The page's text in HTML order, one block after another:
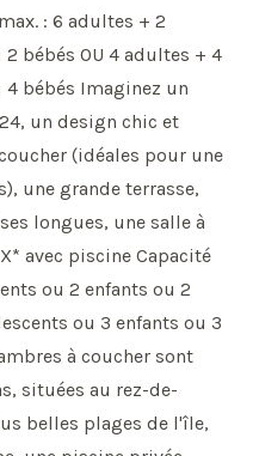
: 6 adultes + 2
bébés OU 4 adultes + 4
bébés Imaginez un
un design chic et
(idéales pour une
une grande terrasse,
longues, une salle à
avec piscine Capacité
ou 2 enfants ou 2
ou 3 enfants ou 3
à coucher sont
situées au rez-de-
belles plages de l'île,